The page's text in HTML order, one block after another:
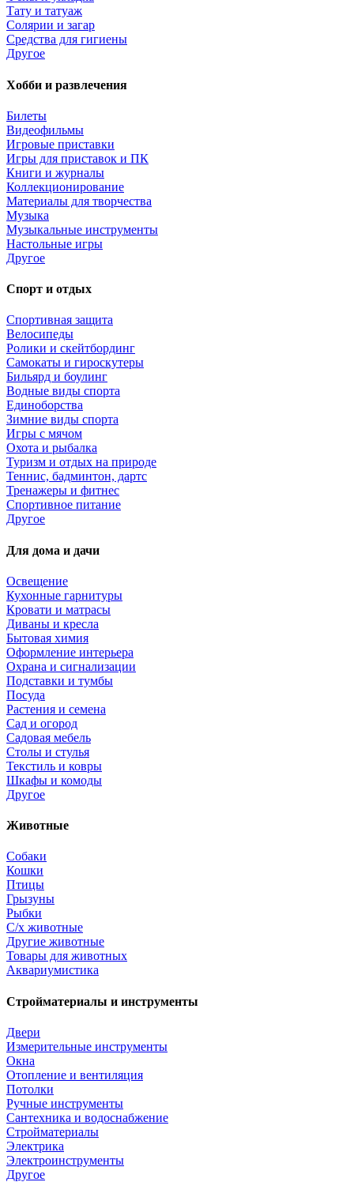
Тату и татуаж
Солярии и загар
Средства для гигиены
Другое
Хобби и развлечения
Билеты
Видеофильмы
Игровые приставки
Игры для приставок и ПК
Книги и журналы
Коллекционирование
Материалы для творчества
Музыка
Музыкальные инструменты
Настольные игры
Другое
Спорт и отдых
Спортивная защита
Велосипеды
Ролики и скейтбординг
Самокаты и гироскутеры
Бильярд и боулинг
Водные виды спорта
Единоборства
Зимние виды спорта
Игры с мячом
Охота и рыбалка
Туризм и отдых на природе
Теннис, бадминтон, дартс
Тренажеры и фитнес
Спортивное питание
Другое
Для дома и дачи
Освещение
Кухонные гарнитуры
Кровати и матрасы
Диваны и кресла
Бытовая химия
Оформление интерьера
Охрана и сигнализации
Подставки и тумбы
Посуда
Растения и семена
Сад и огород
Садовая мебель
Столы и стулья
Текстиль и ковры
Шкафы и комоды
Другое
Животные
Собаки
Кошки
Птицы
Грызуны
Рыбки
С/х животные
Другие животные
Товары для животных
Аквариумистика
Стройматериалы и инструменты
Двери
Измерительные инструменты
Окна
Отопление и вентиляция
Потолки
Ручные инструменты
Сантехника и водоснабжение
Стройматериалы
Электрика
Электроинструменты
Другое